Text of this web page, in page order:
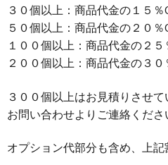
３０個以上：商品代金の１５％
５０個以上：商品代金の２０
１００個以上：商品代金の２５
２００個以上：商品代金の３
３００個以上はお見積りさせて
お問い合わせよりご連絡くださ
オプション代部分も含め、上記